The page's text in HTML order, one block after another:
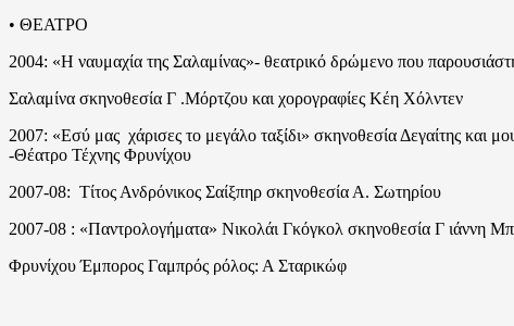
• ΘΕΑΤΡΟ
2004: «Η ναυμαχία της Σαλαμίνας»- θεατρικό δρώμενο που
Σαλαμίνα σκηνοθεσία Γ .Μόρτζου και χορογραφίες Κέη Χόλντεν
2007: «Εσύ μας χάρισες το μεγάλο ταξίδι» σκηνοθεσία Δεγαίτης
-Θέατρο Τέχνης Φρυνίχου
2007-08: Τίτος Ανδρόνικος Σαίξπηρ σκηνοθεσία Α. Σωτηρίου
2007-08 : «Παντρολογήματα» Νικολάι Γκόγκολ σκηνοθεσία Γ ιάννη
Φρυνίχου Έμπορος Γαμπρός ρόλος: Α Σταρικώφ